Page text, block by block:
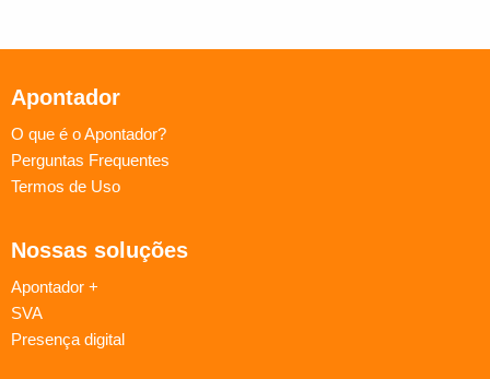
Apontador
O que é o Apontador?
Perguntas Frequentes
Termos de Uso
Nossas soluções
Apontador +
SVA
Presença digital